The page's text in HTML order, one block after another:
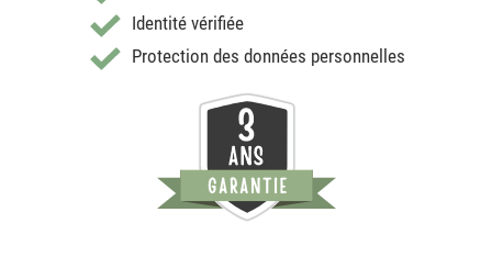
Identité vérifiée
Protection des données personnelles